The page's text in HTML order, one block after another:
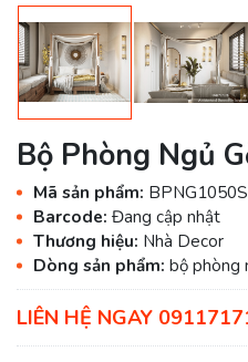
Bộ Phòng Ngủ
Mã sản phẩm: BPNG1050S
Barcode: Đang cập nhật
Thương hiệu: Nhà Decor
Dòng sản phẩm: bộ phòng
LIÊN HỆ NGAY